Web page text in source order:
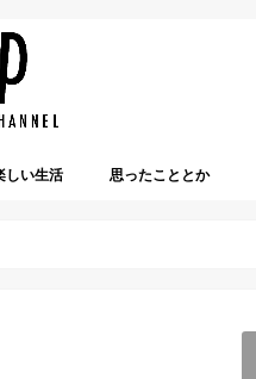
しい生活 思ったこととか